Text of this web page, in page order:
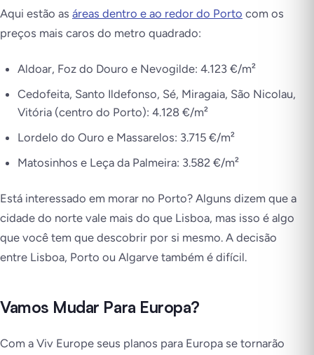
Aqui estão as áreas dentro e ao redor do Porto com os
preços mais caros do metro quadrado:
Aldoar, Foz do Douro e Nevogilde: 4.123 €/m²
Cedofeita, Santo Ildefonso, Sé, Miragaia, São Nicolau,
Vitória (centro do Porto): 4.128 €/m²
Lordelo do Ouro e Massarelos: 3.715 €/m²
Matosinhos e Leça da Palmeira: 3.582 €/m²
Está interessado em morar no Porto? Alguns dizem que a
cidade do norte vale mais do que Lisboa, mas isso é algo
que você tem que descobrir por si mesmo. A decisão
entre Lisboa, Porto ou Algarve também é difícil.
Vamos Mudar Para Europa?
Com a Viv Europe seus planos para Europa se tornarão